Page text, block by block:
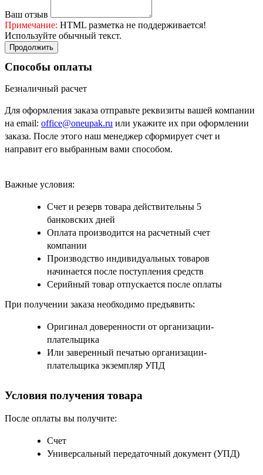
Ваш отзыв
Примечание: HTML разметка не поддерживается!
Используйте обычный текст.
Продолжить
Способы оплаты
Безналичный расчет
Для оформления заказа отправьте реквизиты вашей компании
на email: office@oneupak.ru или укажите их при оформлении
заказа. После этого наш менеджер сформирует счет и
направит его выбранным вами способом.
Важные условия:
Счет и резерв товара действительны 5
банковских дней
Оплата производится на расчетный счет
компании
Производство индивидуальных товаров
начинается после поступления средств
Серийный товар отпускается после оплаты
При получении заказа необходимо предъявить:
Оригинал доверенности от организации-
плательщика
Или заверенный печатью организации-
плательщика экземпляр УПД
Условия получения товара
После оплаты вы получите:
Счет
Универсальный передаточный документ (УПД)